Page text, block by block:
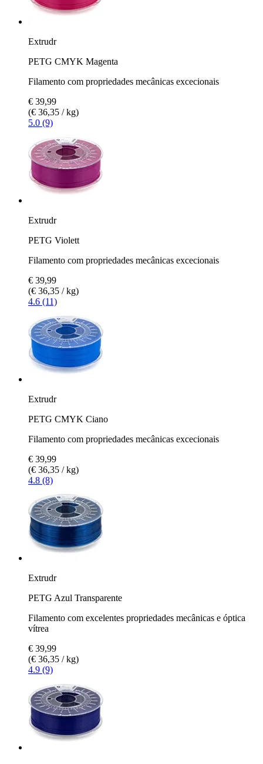
Extrudr
PETG CMYK Magenta
Filamento com propriedades mecânicas excecionais
€ 39,99
(€ 36,35 / kg)
5.0 (9)
Extrudr
PETG Violett
Filamento com propriedades mecânicas excecionais
€ 39,99
(€ 36,35 / kg)
4.6 (11)
Extrudr
PETG CMYK Ciano
Filamento com propriedades mecânicas excecionais
€ 39,99
(€ 36,35 / kg)
4.8 (8)
Extrudr
PETG Azul Transparente
Filamento com excelentes propriedades mecânicas e óptica
vítrea
€ 39,99
(€ 36,35 / kg)
4.9 (9)